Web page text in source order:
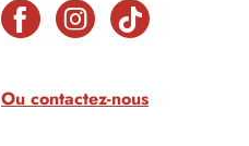
Ou contactez-nous